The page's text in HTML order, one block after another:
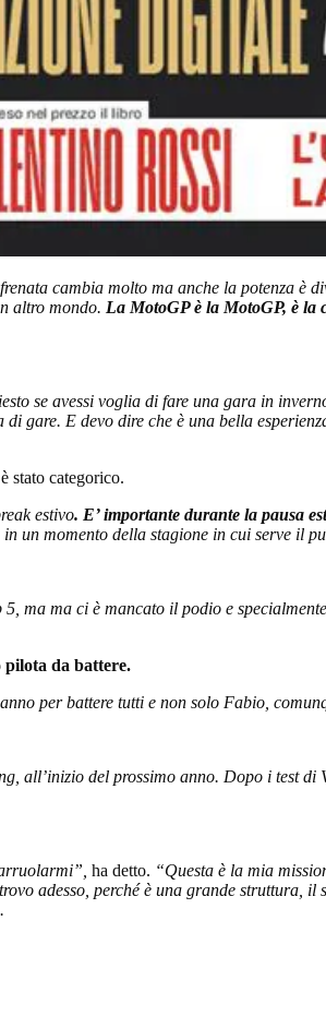
cambia molto ma anche la potenza è
altro mondo. La MotoGP è la MotoGP, è la
se avessi voglia di fare una gara in
gare. E devo dire che è una bella
stato categorico.
estivo. E’ importante durante la pausa
un momento della stagione in cui serve il
ma ma ci è mancato il podio e
pilota da battere.
per battere tutti e non solo Fabio,
all’inizio del prossimo anno. Dopo i test
ha detto. “Questa è la mia
adesso, perché è una grande struttura,